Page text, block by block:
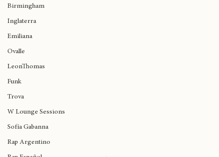
Kofi Stone
Birmingham
Inglaterra
Emiliana
Ovalle
LeonThomas
Funk
Trova
W Lounge Sessions
Sofía Gabanna
Rap Argentino